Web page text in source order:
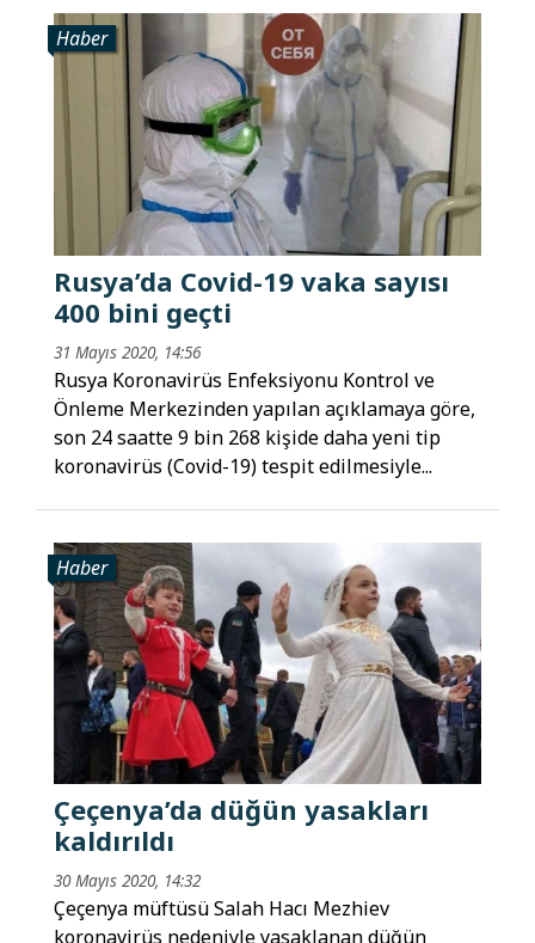
Haber
Rusya’da Covid-19 vaka sayısı
400 bini geçti
31 Mayıs 2020, 14:56
Rusya Koronavirüs Enfeksiyonu Kontrol ve
Önleme Merkezinden yapılan açıklamaya göre,
son 24 saatte 9 bin 268 kişide daha yeni tip
koronavirüs (Covid-19) tespit edilmesiyle...
Haber
Çeçenya’da düğün yasakları
kaldırıldı
30 Mayıs 2020, 14:32
Çeçenya müftüsü Salah Hacı Mezhiev
koronavirüs nedeniyle yasaklanan düğün